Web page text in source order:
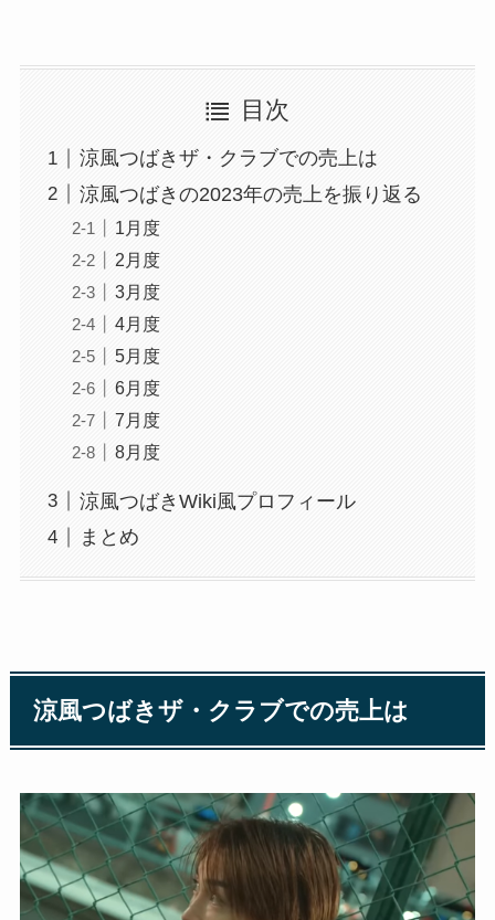
目次
涼風つばきザ・クラブでの売上は
涼風つばきの2023年の売上を振り返る
1月度
2月度
3月度
4月度
5月度
6月度
7月度
8月度
涼風つばきWiki風プロフィール
まとめ
涼風つばきザ・クラブでの売上は